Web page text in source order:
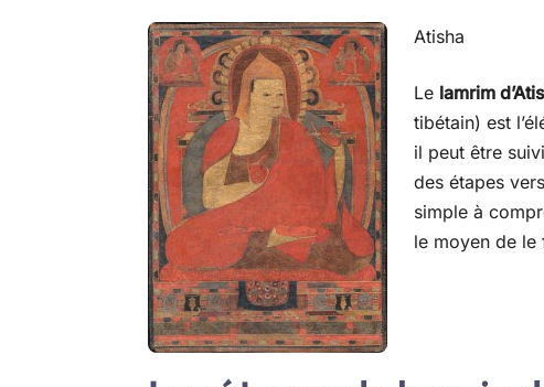
Atisha
Le lamrim
tibétain) est
il peut être
des étapes
simple à
le moyen de le